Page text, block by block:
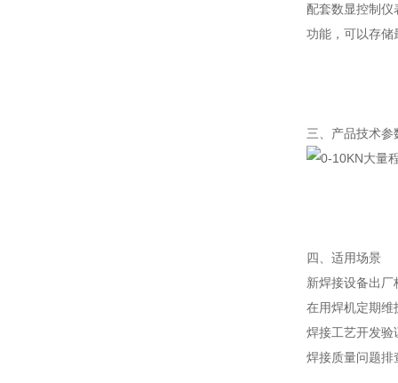
配套数显控制仪
功能，可以存储
三、产品技术参
四、适用场景
新焊接设备出
在用焊机定期维
焊接工艺开发验
焊接质量问题排